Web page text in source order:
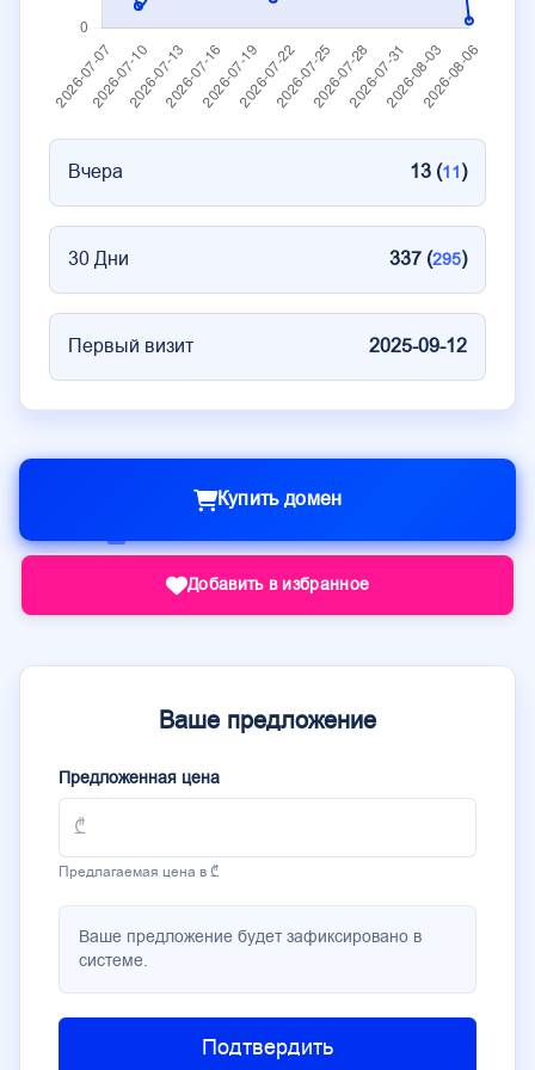
Вчера 13 (11)
30 Дни 337 (295)
Первый визит 2025-09-12
Купить домен
Добавить в избранное
Ваше предложение
Предложенная цена
Предлагаемая цена в ₾
Ваше предложение будет зафиксировано в
системе.
Подтвердить